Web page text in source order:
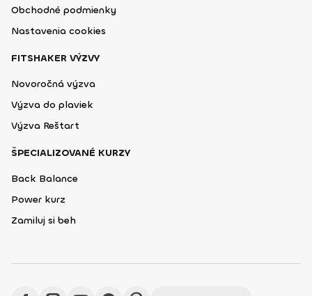
Obchodné podmienky
Nastavenia cookies
FITSHAKER VÝZVY
Novoročná výzva
Výzva do plaviek
Výzva Reštart
ŠPECIALIZOVANÉ KURZY
Back Balance
Power kurz
Zamiluj si beh